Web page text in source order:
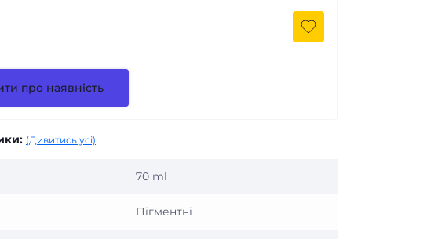
про наявність
(Дивитись усі)
70 ml
Пігментні